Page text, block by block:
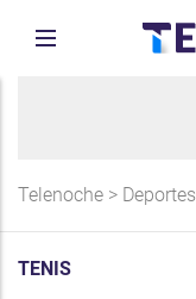
Telenoche > Deportes
TENIS